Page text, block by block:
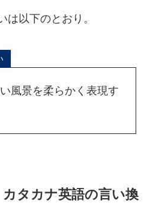
は以下のとおり。
風景を柔らかく表現す
タカナ英語の言い換